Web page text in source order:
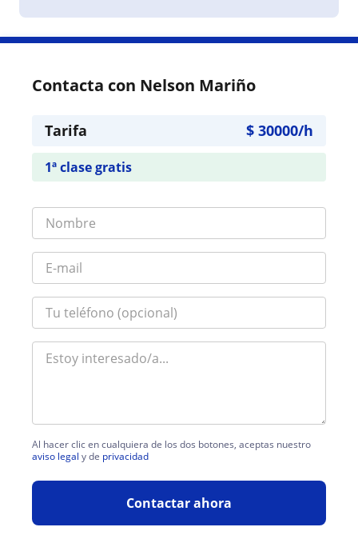
Contacta con Nelson Mariño
Tarifa $ 30000/h
1ª clase gratis
Al hacer clic en cualquiera de los dos botones, aceptas nuestro
aviso legal y de privacidad
Contactar ahora